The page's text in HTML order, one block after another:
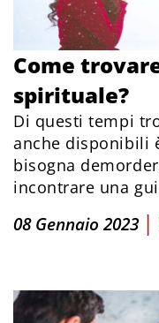
Come
spirituale?
Di questi tempi
anche disponibili
bisogna
incontrare una
08 Gennaio 2023 |